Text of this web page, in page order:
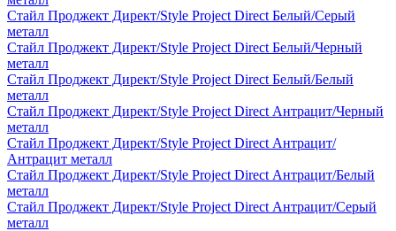
Стайл Проджект Директ/Style Project Direct Белый/Серый
металл
Стайл Проджект Директ/Style Project Direct Белый/Черный
металл
Стайл Проджект Директ/Style Project Direct Белый/Белый
металл
Стайл Проджект Директ/Style Project Direct Антрацит/Черный
металл
Стайл Проджект Директ/Style Project Direct Антрацит/
Антрацит металл
Стайл Проджект Директ/Style Project Direct Антрацит/Белый
металл
Стайл Проджект Директ/Style Project Direct Антрацит/Серый
металл